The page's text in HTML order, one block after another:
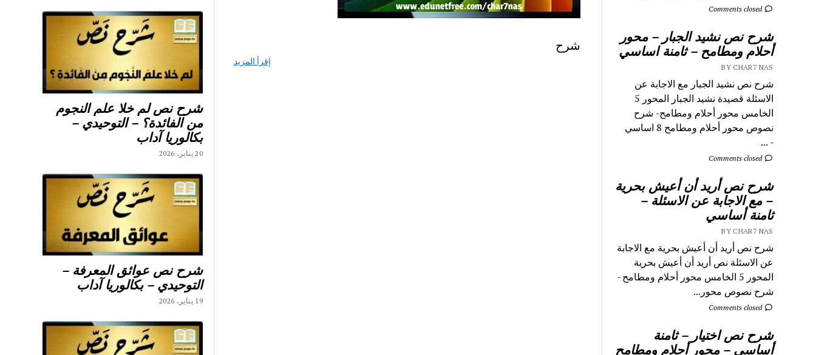
Comments closed
شرح نص نشيد الجبار – محور
أحلام ومطامح – ثامنة اساسي
BY CHAR7 NAS
شرح نص نشيد الجبار مع الاجابة عن
الاسئلة قصيدة نشيد الجبار المحور 5
الخامس محور أحلام ومطامح- شرح
نصوص محور أحلام ومطامح 8 اساسي
- ...
Comments closed
شرح نص أريد أن أعيش بحرية
– مع الاجابة عن الاسئلة –
ثامنة أساسي
BY CHAR7 NAS
شرح نص أريد أن أعيش بحرية مع الاجابة
عن الاسئلة نص أريد أن أعيش بحرية
المحور 5 الخامس محور أحلام ومطامح -
شرح نصوص محور...
Comments closed
شرح نص اختيار – ثامنة
أساسي – محور أحلام ومطامح
شرح
إقرأ المزيد
شرح نص لم خلا علم النجوم
من الفائدة؟ – التوحيدي –
بكالوريا آداب
20 يناير، 2026
شرح نص عوائق المعرفة –
التوحيدي – بكالوريا آداب
19 يناير، 2026